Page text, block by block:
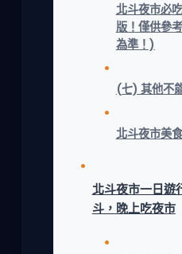
北斗夜市必
版！僅供參
為準！)
(七) 其他不
北斗夜市美
北斗夜市一日遊
斗，晚上吃夜市